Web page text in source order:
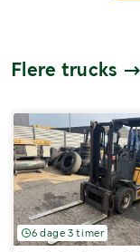
Flere trucks
6 dage 3 timer